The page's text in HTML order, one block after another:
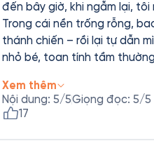
đến bây giờ, khi ngẫm lại,
Trong cái nền trống rỗng,
thánh chiến – rồi lại tự dẫn
nhỏ bé, toan tính tầm thường của con người
lẽ, đó mới là thông điệp sâu
cát của Arrakis.
Xem thêm
Nội dung: 5/5Giọng đọc: 5/5
17